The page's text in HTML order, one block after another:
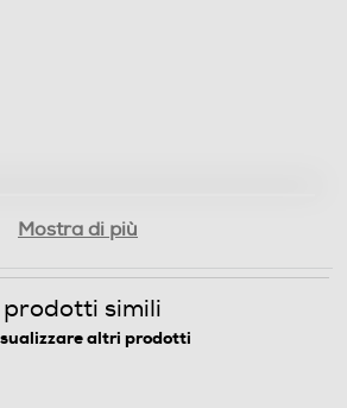
Mostra di più
simili
altri prodotti